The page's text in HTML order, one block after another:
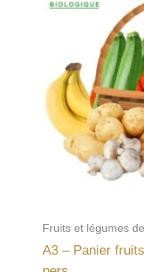
Fruits et légumes
A3 – Panier